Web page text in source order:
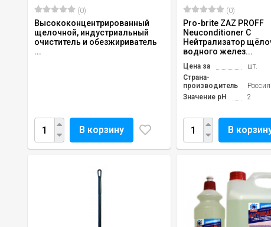
(0)
Высококонцентрированный
щелочной, индустриальный
очиститель и обезжириватель
...
В корзину
(0)
Pro-brite ZAZ PROFF
Neuconditioner C
Нейтрализатор
водного желез...
Цена за
шт.
Страна-
производитель
Россия
Значение pH
2
В